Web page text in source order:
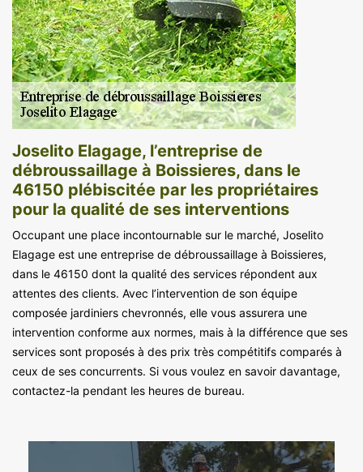
Joselito Elagage, l’entreprise de
débroussaillage à Boissieres, dans le
46150 plébiscitée par les propriétaires
pour la qualité de ses interventions
Occupant une place incontournable sur le marché, Joselito
Elagage est une entreprise de débroussaillage à Boissieres,
dans le 46150 dont la qualité des services répondent aux
attentes des clients. Avec l’intervention de son équipe
composée jardiniers chevronnés, elle vous assurera une
intervention conforme aux normes, mais à la différence que ses
services sont proposés à des prix très compétitifs comparés à
ceux de ses concurrents. Si vous voulez en savoir davantage,
contactez-la pendant les heures de bureau.